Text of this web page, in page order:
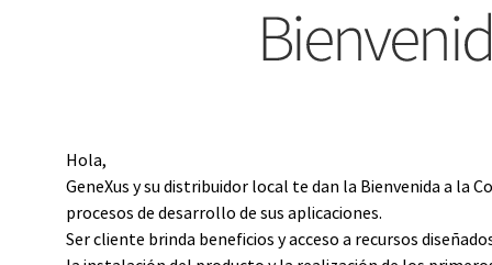
Hola,
GeneXus y su distribuidor local te dan la Bienvenida a la
procesos de desarrollo de sus aplicaciones.
Ser cliente brinda beneficios y acceso a recursos